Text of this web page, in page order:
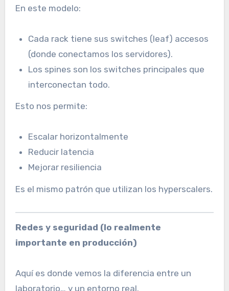
En este modelo:
Cada rack tiene sus switches (leaf) accesos
(donde conectamos los servidores).
Los spines son los switches principales que
interconectan todo.
Esto nos permite:
Escalar horizontalmente
Reducir latencia
Mejorar resiliencia
Es el mismo patrón que utilizan los hyperscalers.
Redes y seguridad (lo realmente
importante en producción)
Aquí es donde vemos la diferencia entre un
laboratorio… y un entorno real.